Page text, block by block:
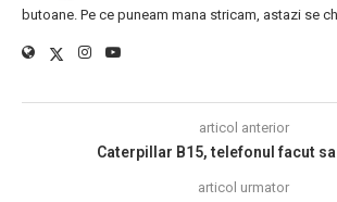
butoane. Pe ce puneam mana stricam, astazi se
articol anterior
Caterpillar B15, telefonul facut
articol urmator